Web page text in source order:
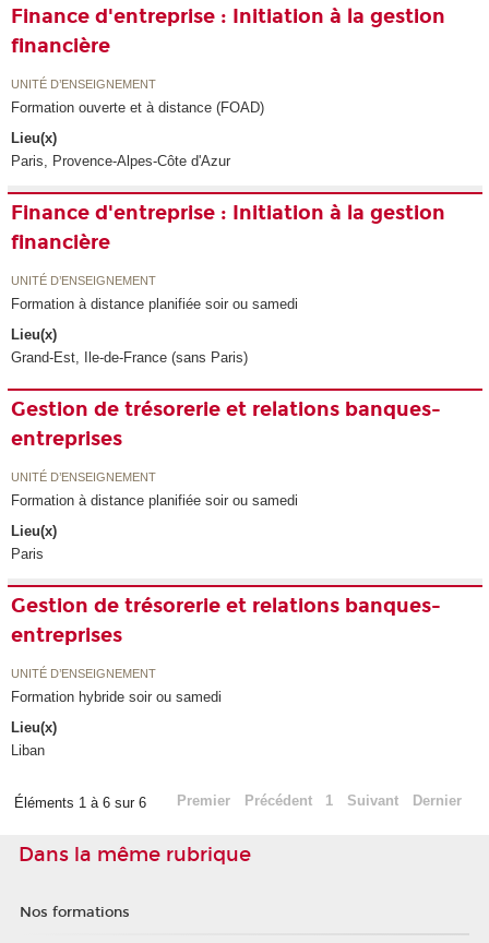
Finance d'entreprise : Initiation à la gestion
financière
UNITÉ D’ENSEIGNEMENT
Formation ouverte et à distance (FOAD)
Lieu(x)
Paris, Provence-Alpes-Côte d'Azur
Finance d'entreprise : Initiation à la gestion
financière
UNITÉ D’ENSEIGNEMENT
Formation à distance planifiée soir ou samedi
Lieu(x)
Grand-Est, Ile-de-France (sans Paris)
Gestion de trésorerie et relations banques-
entreprises
UNITÉ D’ENSEIGNEMENT
Formation à distance planifiée soir ou samedi
Lieu(x)
Paris
Gestion de trésorerie et relations banques-
entreprises
UNITÉ D’ENSEIGNEMENT
Formation hybride soir ou samedi
Lieu(x)
Liban
Éléments 1 à 6 sur 6 Premier Précédent 1 Suivant Dernier
Dans la même rubrique
Nos formations